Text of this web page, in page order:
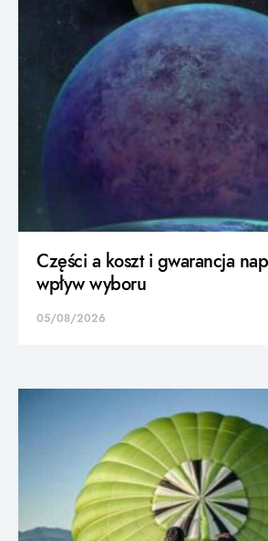
Części a koszt i gwarancja
wpływ wyboru
05/08/2026